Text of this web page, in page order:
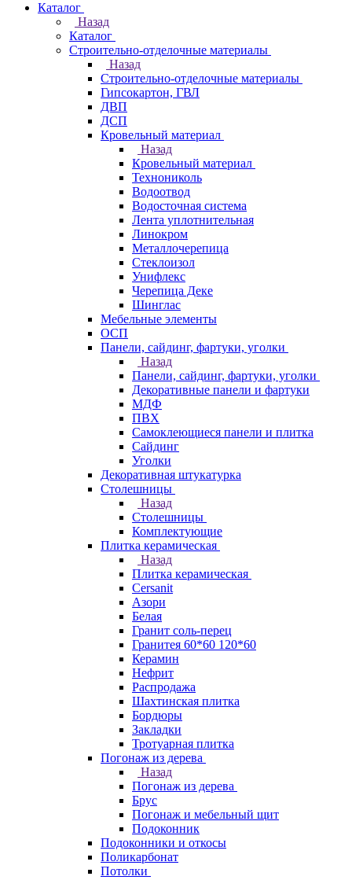
Каталог
Назад
Каталог
Строительно-отделочные материалы
Назад
Строительно-отделочные материалы
Гипсокартон, ГВЛ
ДВП
ДСП
Кровельный материал
Назад
Кровельный материал
Технониколь
Водоотвод
Водосточная система
Лента уплотнительная
Линокром
Металлочерепица
Стеклоизол
Унифлекс
Черепица Деке
Шинглас
Мебельные элементы
ОСП
Панели, сайдинг, фартуки, уголки
Назад
Панели, сайдинг, фартуки, уголки
Декоративные панели и фартуки
МДФ
ПВХ
Самоклеющиеся панели и плитка
Сайдинг
Уголки
Декоративная штукатурка
Столешницы
Назад
Столешницы
Комплектующие
Плитка керамическая
Назад
Плитка керамическая
Cersanit
Азори
Белая
Гранит соль-перец
Гранитея 60*60 120*60
Керамин
Нефрит
Распродажа
Шахтинская плитка
Бордюры
Закладки
Тротуарная плитка
Погонаж из дерева
Назад
Погонаж из дерева
Брус
Погонаж и мебельный щит
Подоконник
Подоконники и откосы
Поликарбонат
Потолки